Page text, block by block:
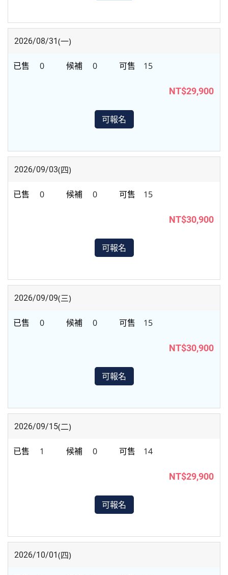
2026/08/31(一)
0 0 15
NT$29,900
可報名
2026/09/03(四)
0 0 15
NT$30,900
可報名
2026/09/09(三)
0 0 15
NT$30,900
可報名
2026/09/15(二)
1 0 14
NT$29,900
可報名
2026/10/01(四)